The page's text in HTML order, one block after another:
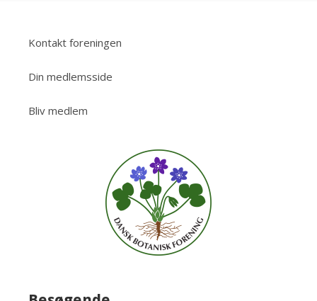
Kontakt foreningen
Din medlemsside
Bliv medlem